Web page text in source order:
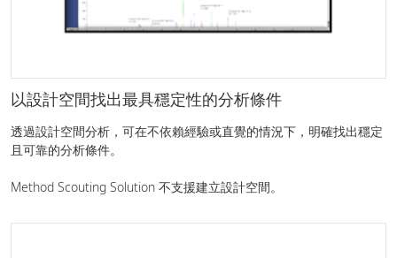
以設計空間找出最具穩定性的分析條件
透過設計空間分析，可在不依賴經驗或直覺的情況下，明確找出穩定
且可靠的分析條件。
Method Scouting Solution 不支援建立設計空間。